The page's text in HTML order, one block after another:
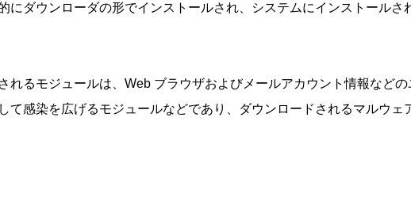
にダウンローダの形でインストールされ、システムにインストール
れるモジュールは、Web ブラウザおよびメールアカウント情報など
て感染を広げるモジュールなどであり、ダウンロードされるマルウ